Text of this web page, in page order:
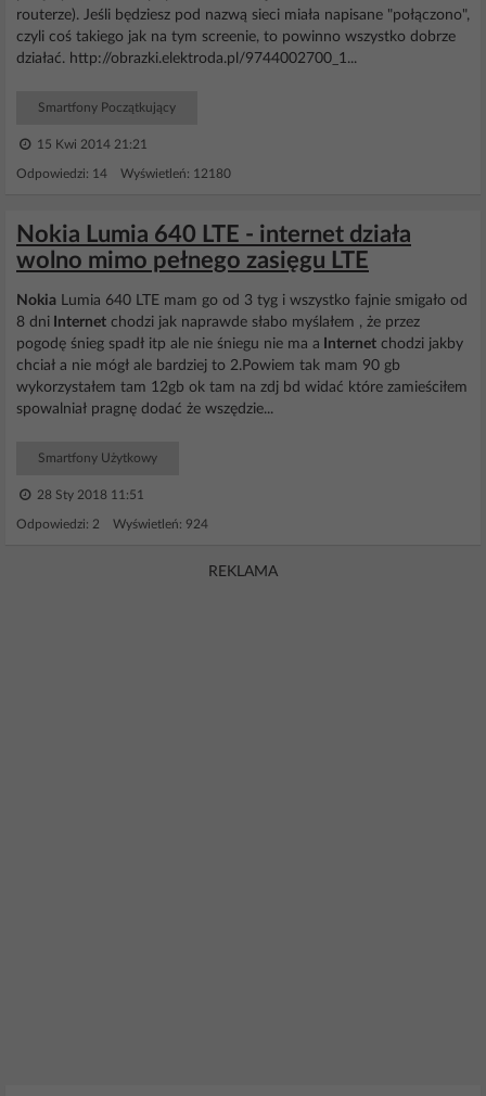
routerze). Jeśli będziesz pod nazwą sieci miała napisane "połączono",
czyli coś takiego jak na tym screenie, to powinno wszystko dobrze
działać. http://obrazki.elektroda.pl/9744002700_1...
Smartfony Początkujący
15 Kwi 2014 21:21
Odpowiedzi: 14 Wyświetleń: 12180
Nokia Lumia 640 LTE - internet działa
wolno mimo pełnego zasięgu LTE
Nokia Lumia 640 LTE mam go od 3 tyg i wszystko fajnie smigało od
8 dni Internet chodzi jak naprawde słabo myślałem , że przez
pogodę śnieg spadł itp ale nie śniegu nie ma a Internet chodzi jakby
chciał a nie mógł ale bardziej to 2.Powiem tak mam 90 gb
wykorzystałem tam 12gb ok tam na zdj bd widać które zamieściłem
spowalniał pragnę dodać że wszędzie...
Smartfony Użytkowy
28 Sty 2018 11:51
Odpowiedzi: 2 Wyświetleń: 924
REKLAMA